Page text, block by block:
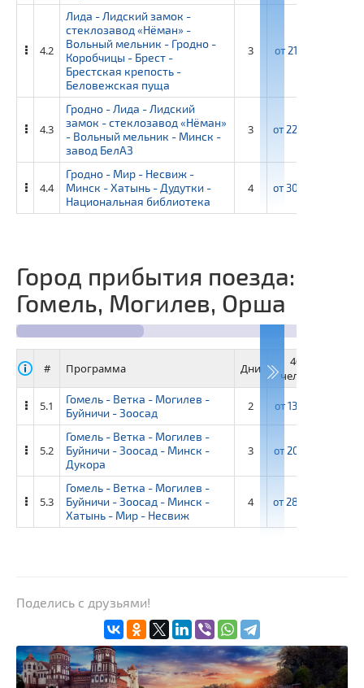
4.2
Лида - Лидский замок -
стеклозавод «Нёман» -
Вольный мельник - Гродно -
Коробчицы - Брест -
Брестская крепость -
Беловежская пуща
3 от21 050 ₽
4.3
Гродно - Лида - Лидский
замок - стеклозавод «Нёман»
- Вольный мельник - Минск -
завод БелАЗ
3 от22 400 ₽
4.4
Гродно - Мир - Несвиж -
Минск - Хатынь - Дудутки -
Национальная библиотека
4 от30 500 ₽
Город прибытия поезда:
Гомель, Могилев, Орша
# Программа Дни
40+4
человек
5.1
Гомель - Ветка - Могилев -
Буйничи - Зоосад
2 от13 400 ₽
5.2
Гомель - Ветка - Могилев -
Буйничи - Зоосад - Минск -
Дукора
3 от20 900 ₽
5.3
Гомель - Ветка - Могилев -
Буйничи - Зоосад - Минск -
Хатынь - Мир - Несвиж
4 от28 000 ₽
Поделись с друзьями!